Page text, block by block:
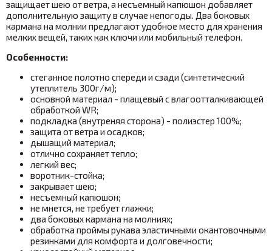
защищает шею от ветра, а несъемный капюшон добавляет
дополнительную защиту в случае непогоды. Два боковых
кармана на молнии предлагают удобное место для хранения
мелких вещей, таких как ключи или мобильный телефон.
Особенности:
стеганное полотно спереди и сзади (синтетический
утеплитель 300г/м);
основной материал - плащевый с влагоотталкивающей
обработкой WR;
подкладка (внутреняя сторона) - полиэстер 100%;
защита от ветра и осадков;
дышащий материал;
отлично сохраняет тепло;
легкий вес;
воротник-стойка;
закрывает шею;
несъемный капюшон;
не мнется, не требует глажки;
два боковых кармана на молниях;
обработка проймы рукава эластичными окантовочными
резинками для комфорта и долговечности;